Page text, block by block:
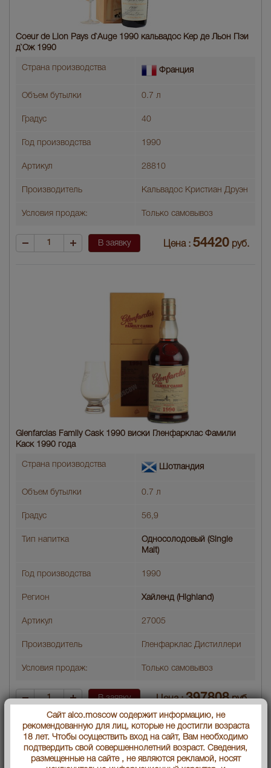
Coeur de Lion Pays d`Auge 1990 кальвадос Кер де Льон Пэи
д`Ож 1990
Страна производства Франция
Объем бутылки 0.7 л
Градус 40
Год производства 1990
Артикул 28810
Производитель Кальвадос Кристиан Друэн
Условия продаж: Только самовывоз
В заявку Цена : 54420 руб.
Glenfarclas Family Cask 1990 виски Гленфарклас Фамили
Каск 1990 года
Страна производства Шотландия
Объем бутылки 0.7 л
Градус 56,9
Тип напитка
Односолодовый (Single
Malt)
Год производства 1990
Регион Хайленд (Highland)
Артикул 27005
Производитель Гленфарклас Дистиллери
Условия продаж: Только самовывоз
В заявку Цена :397808руб.
Сайт alco.moscow содержит информацию, не
рекомендованную для лиц, которые не достигли возраста
18 лет. Чтобы осуществить вход на сайт, Вам необходимо
подтвердить свой совершеннолетний возраст. Сведения,
размещенные на сайте , не являются рекламой, носят